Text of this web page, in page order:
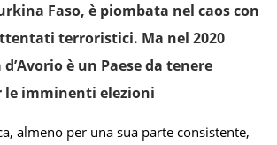
Faso, è piombata nel caos con
terroristici. Ma nel 2020
è un Paese da tenere
le imminenti elezioni
almeno per una sua parte consistente,